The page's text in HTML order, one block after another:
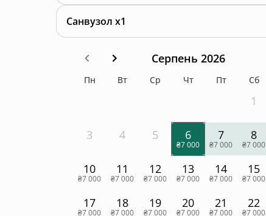
Санвузол x1
Серпень 2026
Пн Вт Ср Чт Пт Сб
1
3 4 5 6
₴7 000
7
₴7 000
8
₴7 000
10
₴7 000
11
₴7 000
12
₴7 000
13
₴7 000
14
₴7 000
15
₴7 000
17
₴7 000
18
₴7 000
19
₴7 000
20
₴7 000
21
₴7 000
22
₴7 000